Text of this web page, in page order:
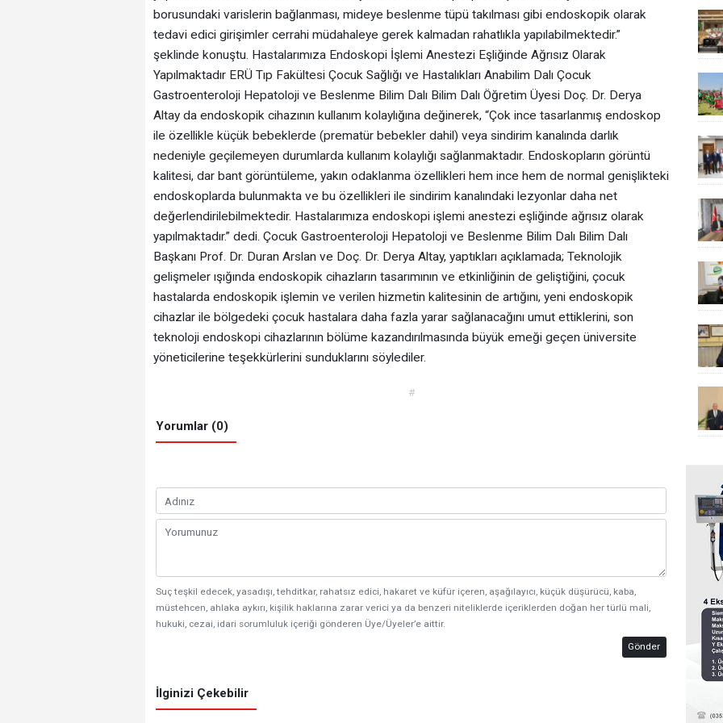
borusundaki varislerin bağlanması, mideye beslenme tüpü takılması gibi endoskopik olarak
tedavi edici girişimler cerrahi müdahaleye gerek kalmadan rahatlıkla yapılabilmektedir.”
şeklinde konuştu. Hastalarımıza Endoskopi İşlemi Anestezi Eşliğinde Ağrısız Olarak
Yapılmaktadır ERÜ Tıp Fakültesi Çocuk Sağlığı ve Hastalıkları Anabilim Dalı Çocuk
Gastroenteroloji Hepatoloji ve Beslenme Bilim Dalı Bilim Dalı Öğretim Üyesi Doç. Dr. Derya
Altay da endoskopik cihazının kullanım kolaylığına değinerek, “Çok ince tasarlanmış endoskop
ile özellikle küçük bebeklerde (prematür bebekler dahil) veya sindirim kanalında darlık
nedeniyle geçilemeyen durumlarda kullanım kolaylığı sağlanmaktadır. Endoskopların görüntü
kalitesi, dar bant görüntüleme, yakın odaklanma özellikleri hem ince hem de normal genişlikteki
endoskoplarda bulunmakta ve bu özellikleri ile sindirim kanalındaki lezyonlar daha net
değerlendirilebilmektedir. Hastalarımıza endoskopi işlemi anestezi eşliğinde ağrısız olarak
yapılmaktadır.” dedi. Çocuk Gastroenteroloji Hepatoloji ve Beslenme Bilim Dalı Bilim Dalı
Başkanı Prof. Dr. Duran Arslan ve Doç. Dr. Derya Altay, yaptıkları açıklamada; Teknolojik
gelişmeler ışığında endoskopik cihazların tasarımının ve etkinliğinin de geliştiğini, çocuk
hastalarda endoskopik işlemin ve verilen hizmetin kalitesinin de artığını, yeni endoskopik
cihazlar ile bölgedeki çocuk hastalara daha fazla yarar sağlanacağını umut ettiklerini, son
teknoloji endoskopi cihazlarının bölüme kazandırılmasında büyük emeği geçen üniversite
yöneticilerine teşekkürlerini sunduklarını söylediler.
#
Yorumlar (0)
Suç teşkil edecek, yasadışı, tehditkar, rahatsız edici, hakaret ve küfür içeren, aşağılayıcı, küçük düşürücü, kaba,
müstehcen, ahlaka aykırı, kişilik haklarına zarar verici ya da benzeri niteliklerde içeriklerden doğan her türlü mali,
hukuki, cezai, idari sorumluluk içeriği gönderen Üye/Üyeler’e aittir.
Gönder
İlginizi Çekebilir